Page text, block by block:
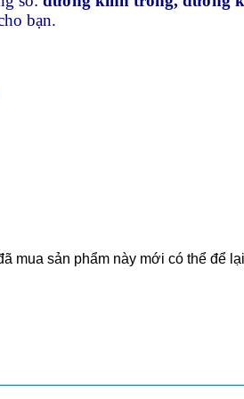
bạn.
mua sản phẩm này mới có thể để